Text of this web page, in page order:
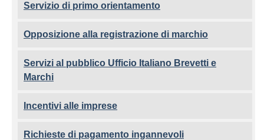
Servizio di primo orientamento
Opposizione alla registrazione di marchio
Servizi al pubblico Ufficio Italiano Brevetti e
Marchi
Incentivi alle imprese
Richieste di pagamento ingannevoli